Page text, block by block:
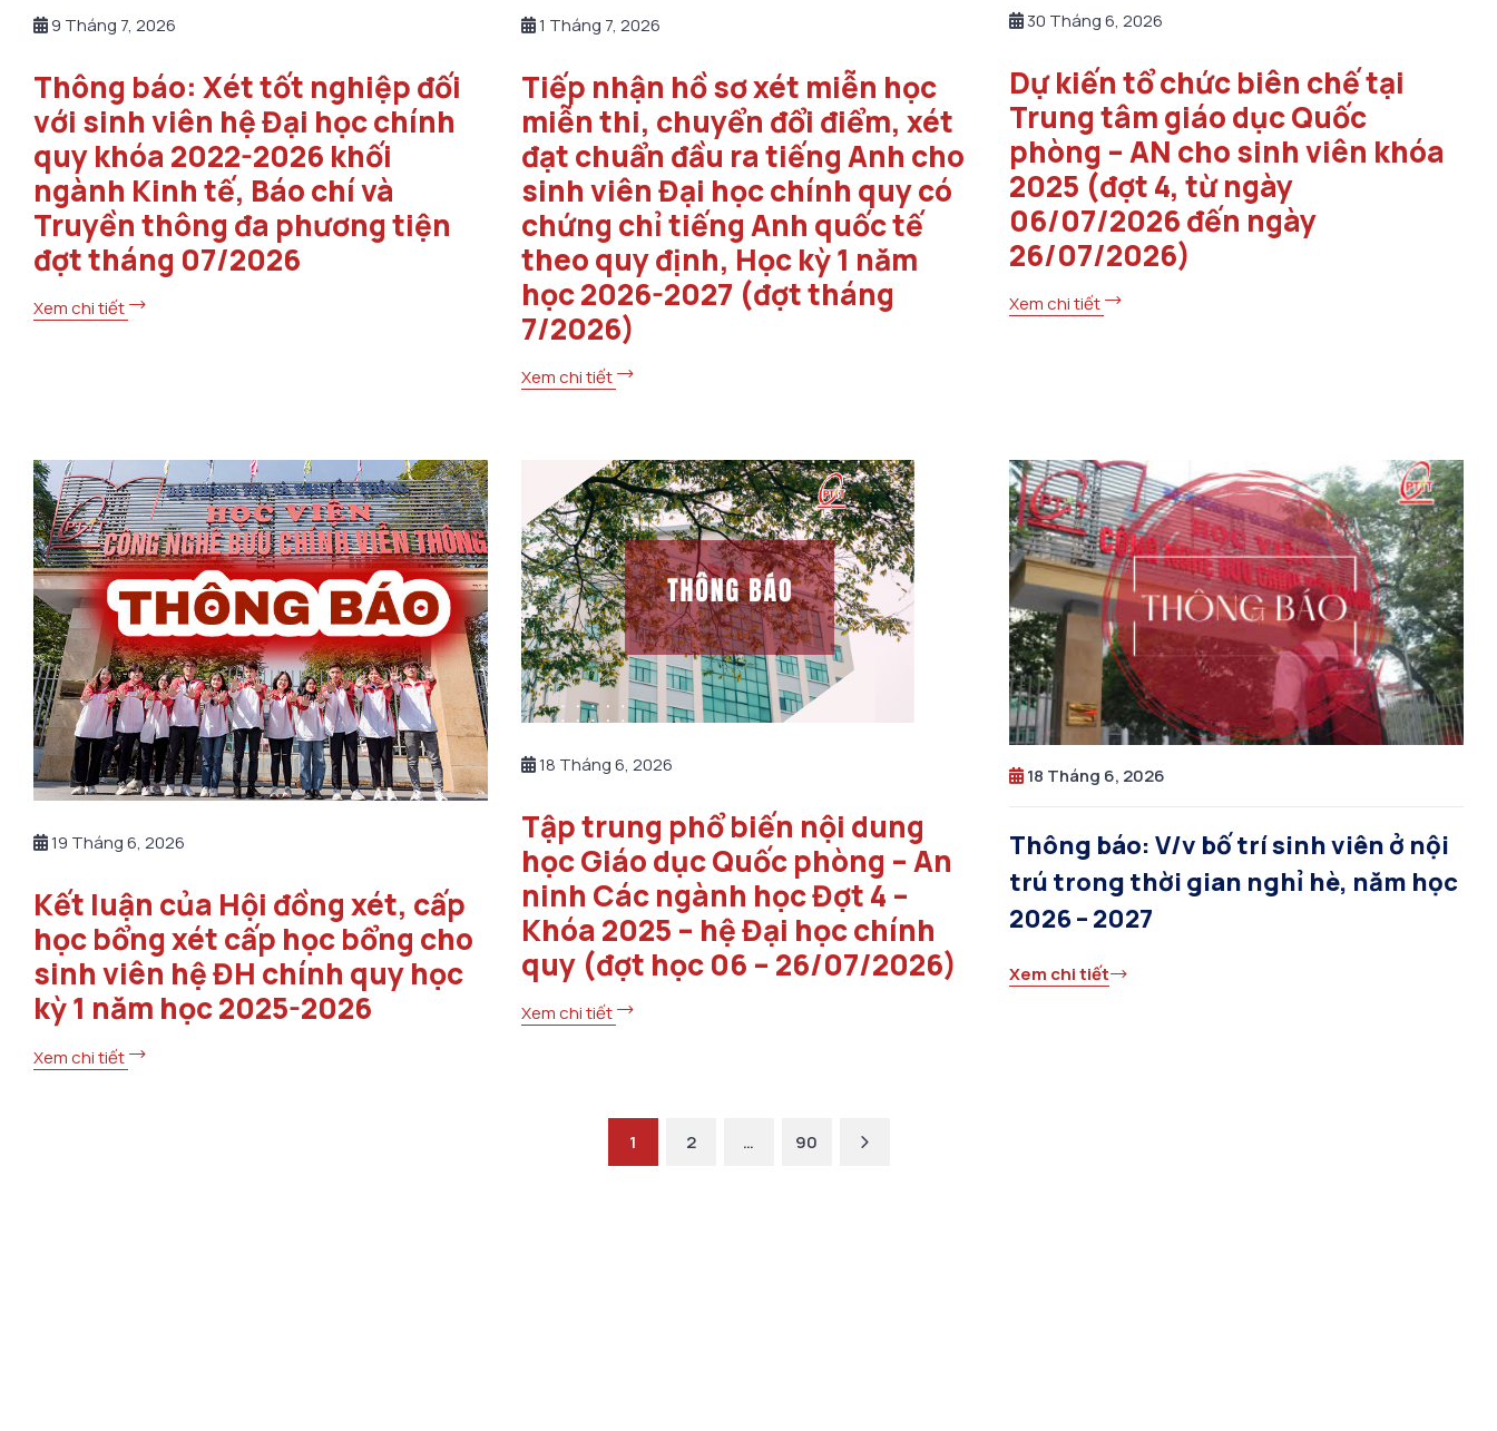
9 Tháng 7, 2026
Thông báo: Xét tốt nghiệp đối
với sinh viên hệ Đại học chính
quy khóa 2022-2026 khối
ngành Kinh tế, Báo chí và
Truyền thông đa phương tiện
đợt tháng 07/2026
Xem chi tiết
1 Tháng 7, 2026
Tiếp nhận hồ sơ xét miễn học
miễn thi, chuyển đổi điểm, xét
đạt chuẩn đầu ra tiếng Anh cho
sinh viên Đại học chính quy có
chứng chỉ tiếng Anh quốc tế
theo quy định, Học kỳ 1 năm
học 2026-2027 (đợt tháng
7/2026)
Xem chi tiết
30 Tháng 6, 2026
Dự kiến tổ chức biên chế tại
Trung tâm giáo dục Quốc
phòng – AN cho sinh viên khóa
2025 (đợt 4, từ ngày
06/07/2026 đến ngày
26/07/2026)
Xem chi tiết
19 Tháng 6, 2026
Kết luận của Hội đồng xét, cấp
học bổng xét cấp học bổng cho
sinh viên hệ ĐH chính quy học
kỳ 1 năm học 2025-2026
Xem chi tiết
18 Tháng 6, 2026
Tập trung phổ biến nội dung
học Giáo dục Quốc phòng – An
ninh Các ngành học Đợt 4 –
Khóa 2025 – hệ Đại học chính
quy (đợt học 06 – 26/07/2026)
Xem chi tiết
18 Tháng 6, 2026
Thông báo: V/v bố trí sinh viên ở nội
trú trong thời gian nghỉ hè, năm học
2026 – 2027
Xem chi tiết
1 2 … 90